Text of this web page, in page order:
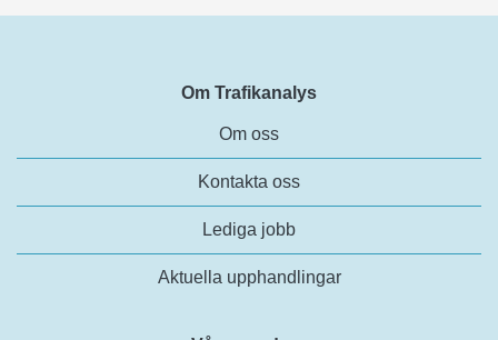
Om Trafikanalys
Om oss
Kontakta oss
Lediga jobb
Aktuella upphandlingar